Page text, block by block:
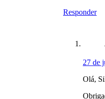
Responder
27 de
Olá,